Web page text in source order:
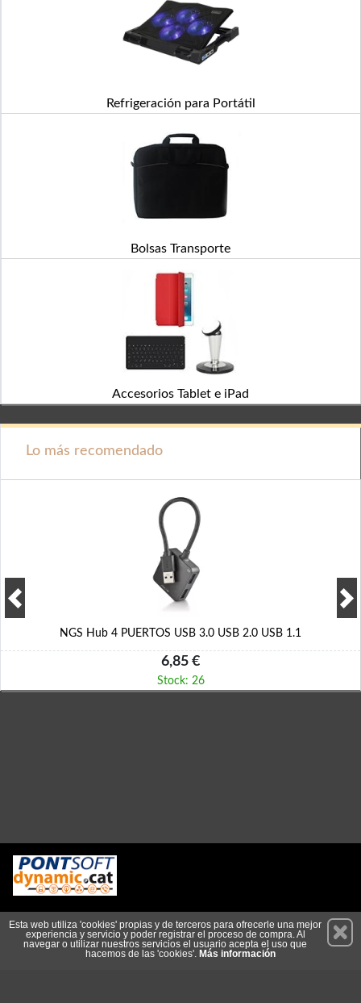
Refrigeración para Portátil
Bolsas Transporte
Accesorios Tablet e iPad
Lo más recomendado
NGS Hub 4 PUERTOS USB 3.0 USB 2.0 USB 1.1
6,85 €
Stock: 26
Suscríbete
Esta web utiliza 'cookies' propias y de terceros para ofrecerle una mejor
experiencia y servicio y poder registrar el proceso de compra. Al
navegar o utilizar nuestros servicios el usuario acepta el uso que
hacemos de las 'cookies'. Más información